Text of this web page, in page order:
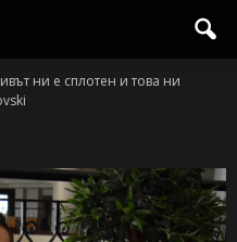
ни е сплотен и това ни